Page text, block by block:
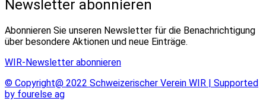
Newsletter abonnieren
Abonnieren Sie unseren Newsletter für die Benachrichtigung
über besondere Aktionen und neue Einträge.
WIR-Newsletter abonnieren
© Copyright@ 2022 Schweizerischer Verein WIR | Supported
by fourelse ag